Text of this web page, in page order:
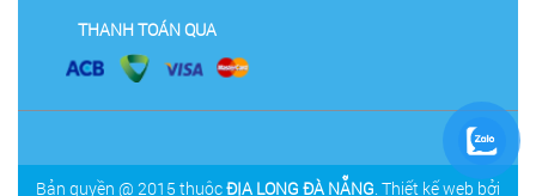
THANH TOÁN QUA
Bản quyền @ 2015 thuộcĐỊA LONG ĐÀ NẴNG. Thiết kế web bởi